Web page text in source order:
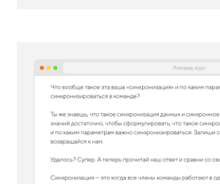
мы прописывали «закадровую
жизнь» для каждого из них.
мы почти не упоминали ее в
но благодаря этому
понятна логика поступков
из них.